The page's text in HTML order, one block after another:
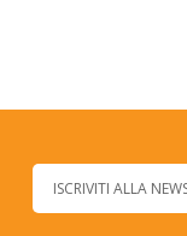
ISCRIVITI ALLA